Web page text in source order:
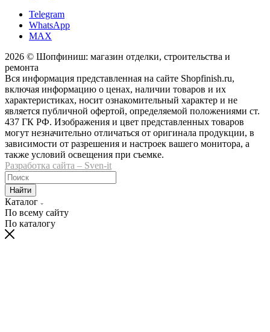
Telegram
WhatsApp
MAX
2026 © Шопфиниш: магазин отделки, строительства и
ремонта
Вся информация представленная на сайте Shopfinish.ru,
включая информацию о ценах, наличии товаров и их
характеристиках, носит ознакомительный характер и не
является публичной офертой, определяемой положениями ст.
437 ГК РФ. Изображения и цвет представленных товаров
могут незначительно отличаться от оригинала продукции, в
зависимости от разрешения и настроек вашего монитора, а
также условий освещения при съемке.
Разработка сайта – Sven-it
Найти
Каталог
По всему сайту
По каталогу